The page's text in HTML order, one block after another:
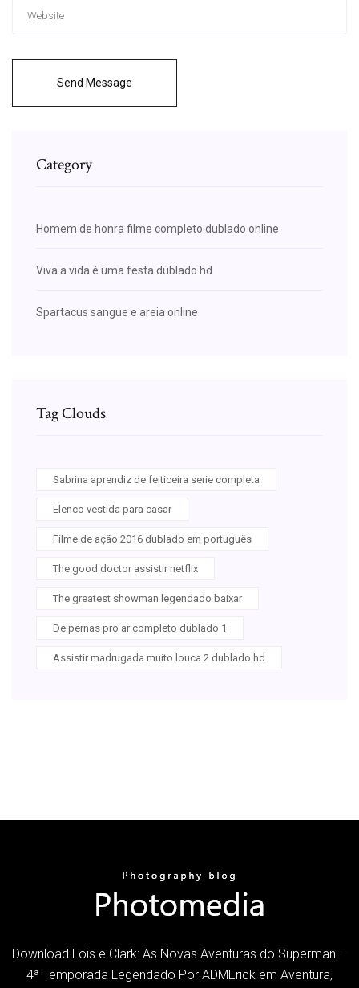
Send Message
Category
Homem de honra filme completo dublado online
Viva a vida é uma festa dublado hd
Spartacus sangue e areia online
Tag Clouds
Sabrina aprendiz de feiticeira serie completa
Elenco vestida para casar
Filme de ação 2016 dublado em português
The good doctor assistir netflix
The greatest showman legendado baixar
De pernas pro ar completo dublado 1
Assistir madrugada muito louca 2 dublado hd
Download Lois e Clark: As Novas Aventuras do Superman –
4ª Temporada Legendado Por ADMErick em Aventura,